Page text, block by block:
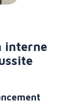
interne